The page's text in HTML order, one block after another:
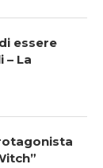
essere
– La